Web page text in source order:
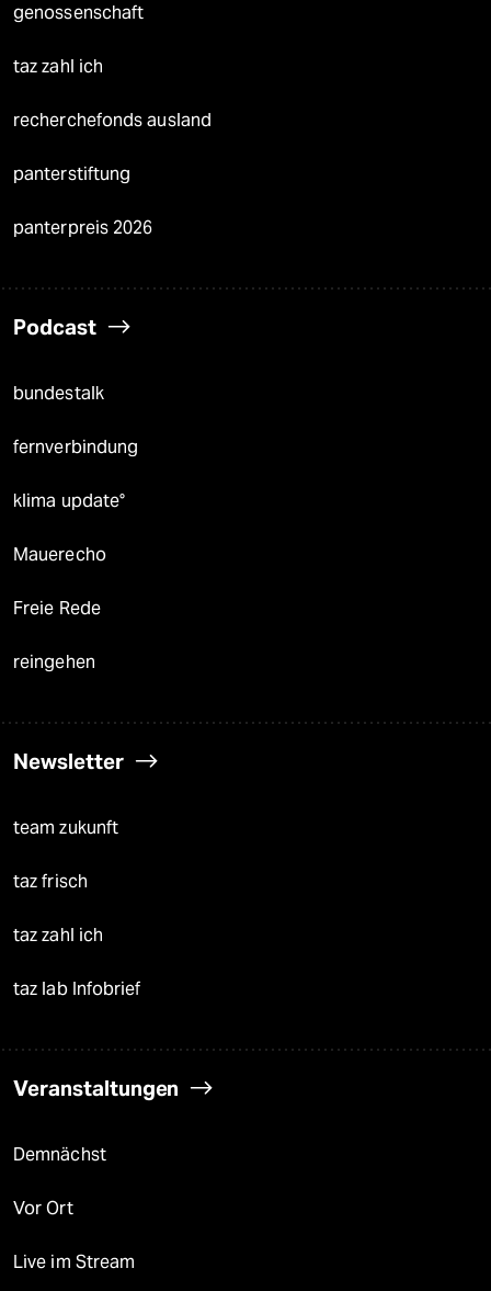
genossenschaft
taz zahl ich
recherchefonds ausland
panterstiftung
panterpreis 2026
Podcast
bundestalk
fernverbindung
klima update°
Mauerecho
Freie Rede
reingehen
Newsletter
team zukunft
taz frisch
taz zahl ich
taz lab Infobrief
Veranstaltungen
Demnächst
Vor Ort
Live im Stream